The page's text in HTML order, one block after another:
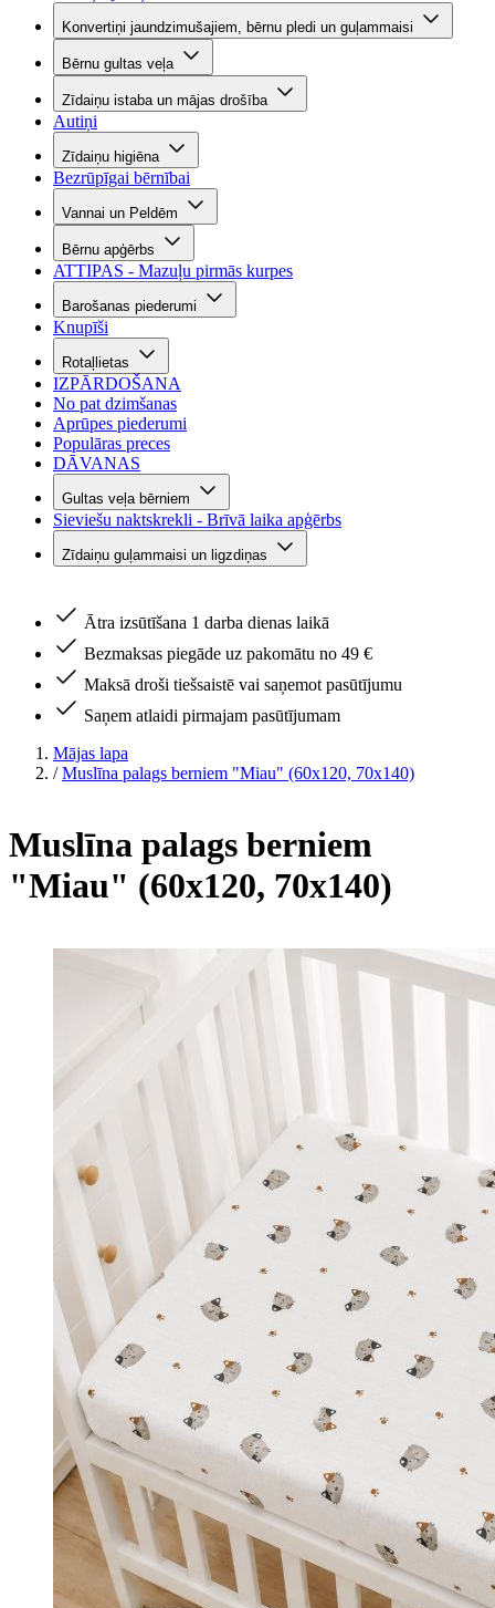
Konvertiņi jaundzimušajiem, bērnu pledi un guļammaisi
Bērnu gultas veļa
Zīdaiņu istaba un mājas drošība
Autiņi
Zīdaiņu higiēna
Bezrūpīgai bērnībai
Vannai un Peldēm
Bērnu apģērbs
ATTIPAS - Mazuļu pirmās kurpes
Barošanas piederumi
Knupīši
Rotaļlietas
IZPĀRDOŠANA
No pat dzimšanas
Aprūpes piederumi
Populāras preces
DĀVANAS
Gultas veļa bērniem
Sieviešu naktskrekli - Brīvā laika apģērbs
Zīdaiņu guļammaisi un ligzdiņas
Ātra izsūtīšana 1 darba dienas laikā
Bezmaksas piegāde uz pakomātu no 49 €
Maksā droši tiešsaistē vai saņemot pasūtījumu
Saņem atlaidi pirmajam pasūtījumam
Mājas lapa
/ Muslīna palags berniem "Miau" (60x120, 70x140)
Muslīna palags berniem
"Miau" (60x120, 70x140)